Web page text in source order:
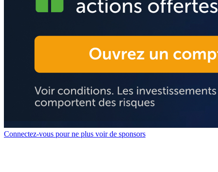
Connectez-vous pour ne plus voir de sponsors